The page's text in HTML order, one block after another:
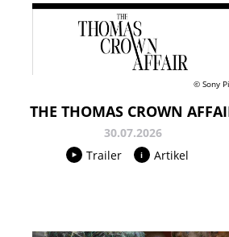
© Sony
THE THOMAS CROWN
30.07.2026
Trailer
Artikel